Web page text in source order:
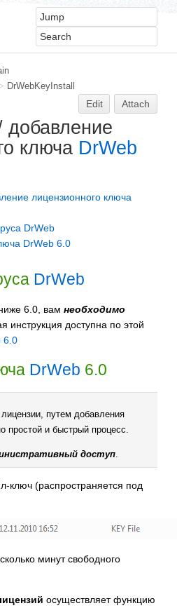
> DrWebKeyInstall
Edit Attach
ключа DrWeb
лицензионного ключа
DrWeb
DrWeb 6.0
DrWeb
6.0, вам необходимо
инструкция доступна по этой
6.0
DrWeb 6.0
путем добавления
простой и быстрый процесс.
доступ
ключ (распространяется под
минут свободного
осуществляет функцию